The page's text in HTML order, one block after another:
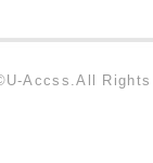
Rights